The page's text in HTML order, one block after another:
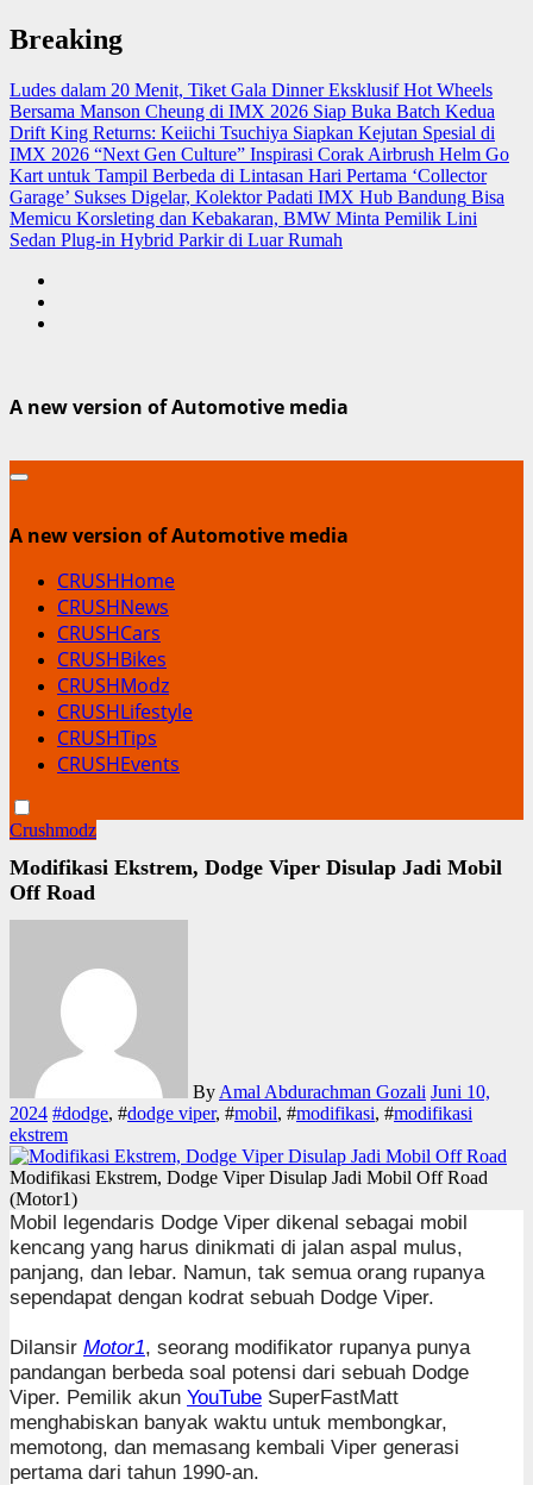
Skip
to
Breaking
Ludes dalam 20 Menit, Tiket Gala Dinner Eksklusif Hot Wheels
Bersama Manson Cheung di IMX 2026 Siap Buka Batch Kedua
Drift King Returns: Keiichi Tsuchiya Siapkan Kejutan Spesial di
IMX 2026 “Next Gen Culture” Inspirasi Corak Airbrush Helm Go
Kart untuk Tampil Berbeda di Lintasan Hari Pertama ‘Collector
Garage’ Sukses Digelar, Kolektor Padati IMX Hub Bandung Bisa
Memicu Korsleting dan Kebakaran, BMW Minta Pemilik Lini
Sedan Plug-in Hybrid Parkir di Luar Rumah
A new version of Automotive media
A new version of Automotive media
CRUSHHome
CRUSHNews
CRUSHCars
CRUSHBikes
CRUSHModz
CRUSHLifestyle
CRUSHTips
CRUSHEvents
Crushmodz
Modifikasi Ekstrem, Dodge Viper Disulap Jadi Mobil
Off Road
By Amal Abdurachman Gozali Juni 10,
2024 #dodge, #dodge viper, #mobil, #modifikasi, #modifikasi
ekstrem
Modifikasi Ekstrem, Dodge Viper Disulap Jadi Mobil Off Road
(Motor1)
Mobil legendaris Dodge Viper dikenal sebagai mobil
kencang yang harus dinikmati di jalan aspal mulus,
panjang, dan lebar. Namun, tak semua orang rupanya
sependapat dengan kodrat sebuah Dodge Viper.
Dilansir Motor1, seorang modifikator rupanya punya
pandangan berbeda soal potensi dari sebuah Dodge
Viper. Pemilik akun YouTube SuperFastMatt
menghabiskan banyak waktu untuk membongkar,
memotong, dan memasang kembali Viper generasi
pertama dari tahun 1990-an.